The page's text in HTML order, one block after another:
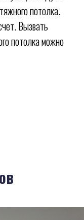
потолка.
Вызвать
потолка можно